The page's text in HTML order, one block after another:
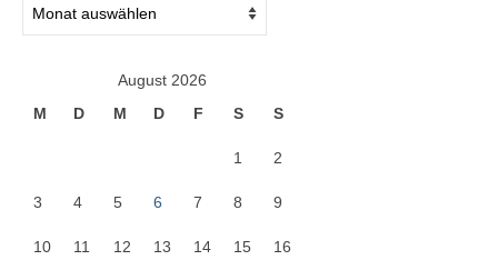
August 2026
M
D M D F S S
1 2
3 4 5 6 7 8 9
10 11 12 13 14 15 16